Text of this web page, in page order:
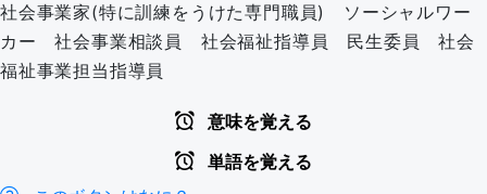
社会事業家(特に訓練をうけた専門職員) ソーシャルワー
カー 社会事業相談員 社会福祉指導員 民生委員 社会
福祉事業担当指導員
意味を覚える
単語を覚える